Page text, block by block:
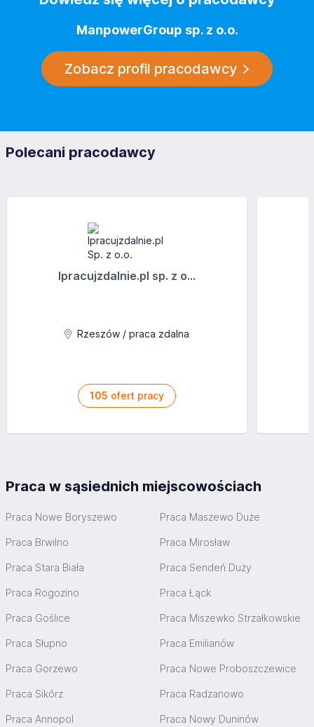
ManpowerGroup sp. z o.o.
Zobacz profil pracodawcy
Polecani pracodawcy
Ipracujzdalnie.pl sp. z o...
Rzeszów / praca zdalna
105 ofert pracy
Praca w sąsiednich miejscowościach
Praca Nowe Boryszewo Praca Maszewo Duże
Praca Brwilno Praca Mirosław
Praca Stara Biała Praca Sendeń Duży
Praca Rogozino Praca Łąck
Praca Goślice Praca Miszewko Strzałkowskie
Praca Słupno Praca Emilianów
Praca Gorzewo Praca Nowe Proboszczewice
Praca Sikórz Praca Radzanowo
Praca Annopol Praca Nowy Duninów